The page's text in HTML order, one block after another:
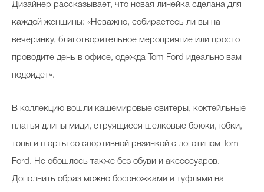
Дизайнер рассказывает, что новая линейка сделана для
каждой женщины: «Неважно, собираетесь ли вы на
вечеринку, благотворительное мероприятие или просто
проводите день в офисе, одежда Tom Ford идеально вам
подойдет».
В коллекцию вошли кашемировые свитеры, коктейльные
платья длины миди, струящиеся шелковые брюки, юбки,
топы и шорты со спортивной резинкой с логотипом Tom
Ford. Не обошлось также без обуви и аксессуаров.
Дополнить образ можно босоножками и туфлями на